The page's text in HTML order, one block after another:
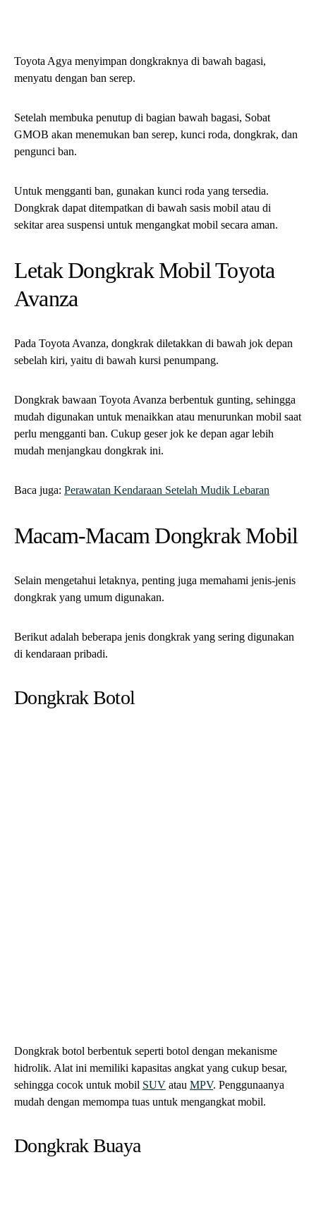
GMOB akan menemukan ban serep, kunci roda, dongkrak, dan
pengunci ban.
Untuk mengganti ban, gunakan kunci roda yang tersedia.
Dongkrak dapat ditempatkan di bawah sasis mobil atau di
sekitar area suspensi untuk mengangkat mobil secara aman.
Letak Dongkrak Mobil Toyota
Avanza
Pada Toyota Avanza, dongkrak diletakkan di bawah jok depan
mudah digunakan untuk menaikkan atau menurunkan mobil saat
perlu mengganti ban. Cukup geser jok ke depan agar lebih
Baca juga:Perawatan Kendaraan Setelah Mudik Lebaran
Macam-Macam Dongkrak Mobil
di kendaraan pribadi.
sehingga cocok untuk mobilSUV atau MPV. Penggunaanya
mudah dengan memompa tuas untuk mengangkat mobil.
Dongkrak Buaya